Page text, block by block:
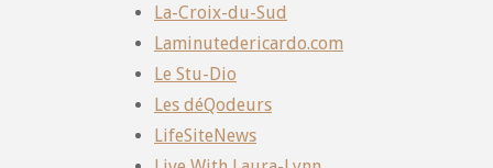
La-Croix-du-Sud
Laminutedericardo.com
Le Stu-Dio
Les déQodeurs
LifeSiteNews